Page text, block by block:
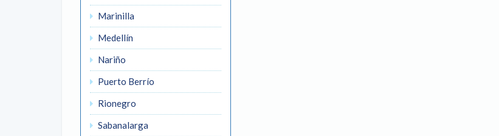
Marinilla
Medellín
Nariño
Puerto Berrío
Rionegro
Sabanalarga